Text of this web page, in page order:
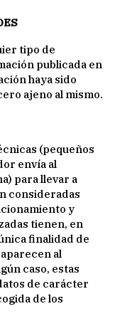
tipo de
publicada en
haya sido
ajeno al mismo.
(pequeños
envía al
para llevar a
consideradas
y
tienen, en
finalidad de
al
caso, estas
de carácter
de los